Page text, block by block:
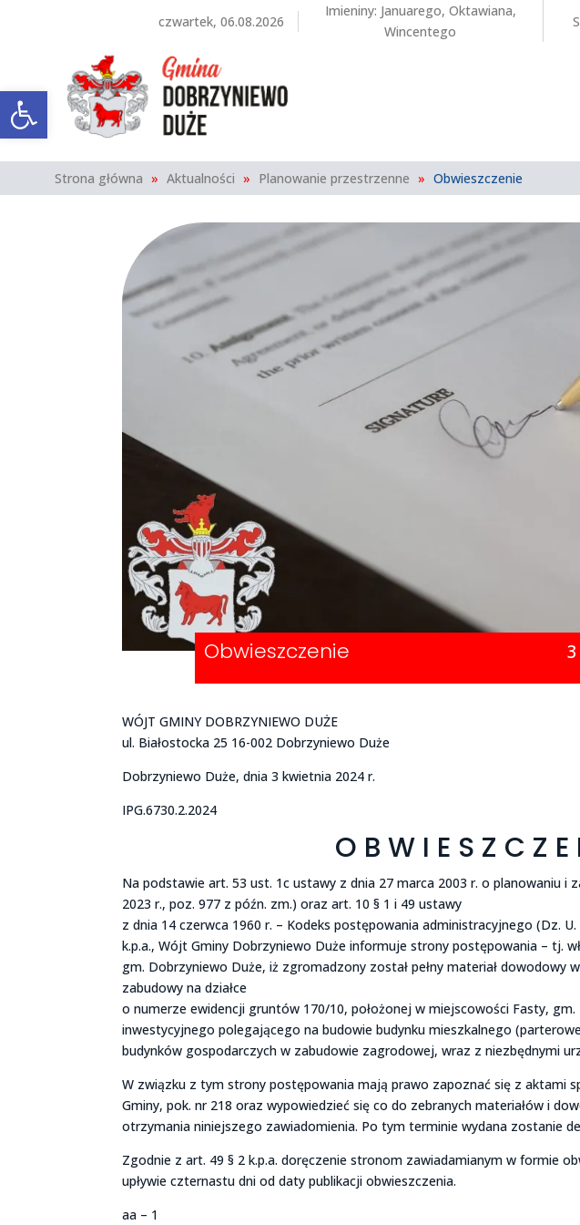
Otwórz pasek narzędzi
czwartek, 06.08.2026
Imieniny: Januarego, Oktawiana,
Wincentego
Strona główna » Aktualności » Planowanie przestrzenne » Obwieszczenie
Obwieszczenie
WÓJT GMINY DOBRZYNIEWO DUŻE
ul. Białostocka 25 16-002 Dobrzyniewo Duże
Dobrzyniewo Duże, dnia 3 kwietnia 2024 r.
IPG.6730.2.2024
O B W I E S Z C Z E
Na podstawie art. 53 ust. 1c ustawy z dnia 27 marca 2003 r. o planowaniu i
2023 r., poz. 977 z późn. zm.) oraz art. 10 § 1 i 49 ustawy
z dnia 14 czerwca 1960 r. – Kodeks postępowania administracyjnego (Dz.
k.p.a., Wójt Gminy Dobrzyniewo Duże informuje strony postępowania – tj.
gm. Dobrzyniewo Duże, iż zgromadzony został pełny materiał dowodowy
zabudowy na działce
o numerze ewidencji gruntów 170/10, położonej w miejscowości Fasty,
inwestycyjnego polegającego na budowie budynku mieszkalnego
budynków gospodarczych w zabudowie zagrodowej, wraz z niezbędnymi
W związku z tym strony postępowania mają prawo zapoznać się z aktami
Gminy, pok. nr 218 oraz wypowiedzieć się co do zebranych materiałów i
otrzymania niniejszego zawiadomienia. Po tym terminie wydana zostanie
Zgodnie z art. 49 § 2 k.p.a. doręczenie stronom zawiadamianym w formie
upływie czternastu dni od daty publikacji obwieszczenia.
aa – 1